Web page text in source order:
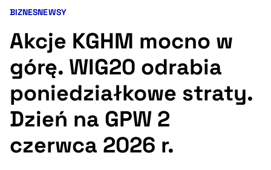
Ułatwienia dostępności wspierają:
Kategorie artykułu:
BIZNESNEWSY
Akcje KGHM mocno w
górę. WIG20 odrabia
poniedziałkowe straty.
Dzień na GPW 2
czerwca 2026 r.